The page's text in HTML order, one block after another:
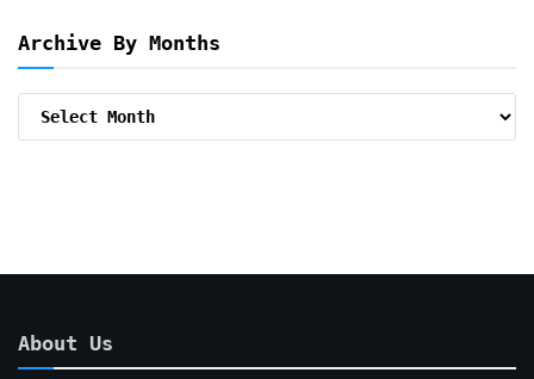
Archive By Months
About Us